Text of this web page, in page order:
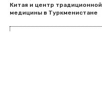
Китая и центр традиционной
медицины в Туркменистане